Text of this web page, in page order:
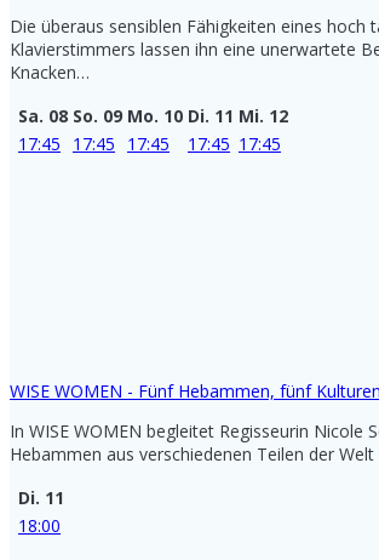
Die überaus sensiblen Fähigkeiten eines hoch
Klavierstimmers lassen ihn eine unerwartete
Knacken…
Sa. 08 So. 09 Mo. 10 Di. 11 Mi. 12
17:45
17:45 17:45 17:45 17:45
WISE WOMEN - Fünf Hebammen, fünf
In WISE WOMEN begleitet Regisseurin Nicole
Hebammen aus verschiedenen Teilen der
Di. 11
18:00